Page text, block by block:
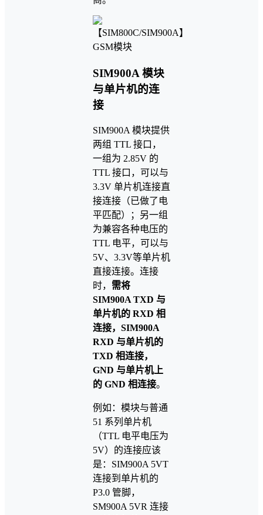
SIM900A 模块
与单片机的连
接
SIM900A 模块提供
两组 TTL 接口，
一组为 2.85V 的
TTL 接口，可以与
3.3V 单片机连接直
接连接（已做了电
平匹配）；另一组
为兼容各种电压的
TTL 电平，可以与
5V、3.3V等单片机
直接连接。连接
时， 需将
SIM900A TXD 与
单片机的 RXD 相
连接， SIM900A
RXD 与单片机的
TXD 相连接，
GND 与单片机上
的 GND 相连接。
例如：模块与普通
51 系列单片机
（TTL 电平电压为
5V）的连接应该
是：SIM900A 5VT
连接到单片机的
P3.0 管脚，
SM900A 5VR 连接